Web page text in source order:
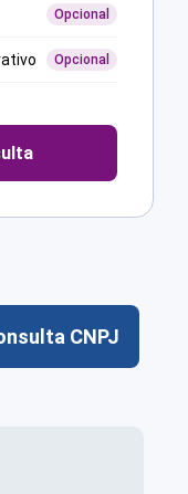
Opcional
Opcional
CNPJ